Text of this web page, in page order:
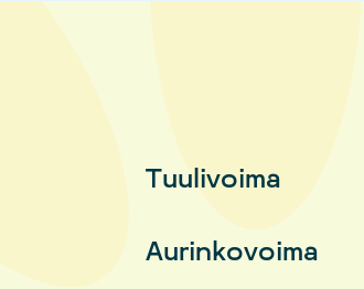
Tuulivoima
Aurinkovoima